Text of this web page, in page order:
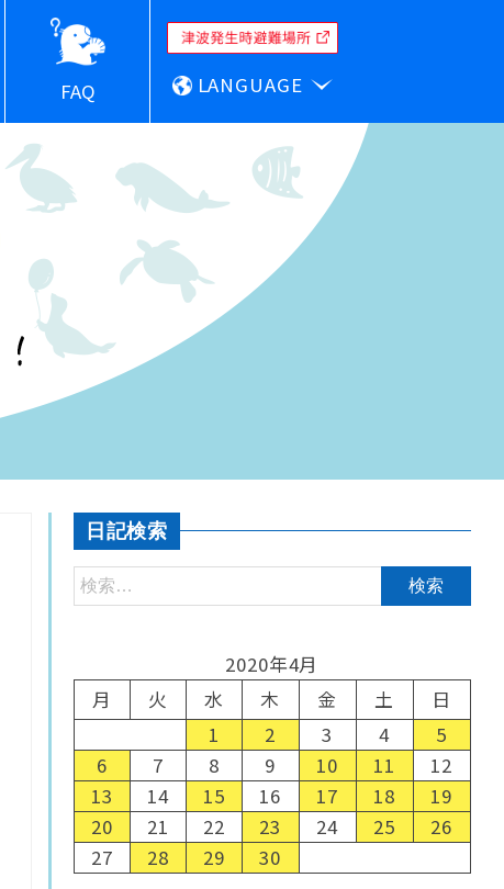
FAQ LANGUAGE
日記検索
2020年4月
月
火 水 木 金 土
日
1
2 3 4
5
6
7 8 9 10 11
12
13
14 15 16 17 18
19
20
21 22 23 24 25
26
27
28 29 30